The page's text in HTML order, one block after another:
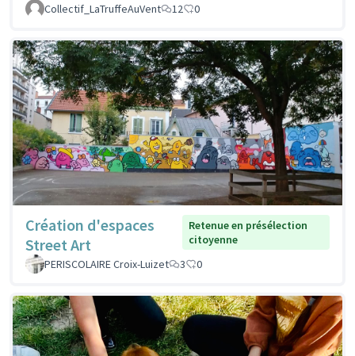
Collectif_LaTruffeAuVent 12 0
Création d'espaces
Street Art
Retenue en présélection
citoyenne
PERISCOLAIRE Croix-Luizet
3 0